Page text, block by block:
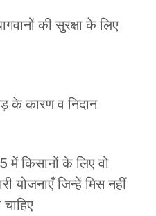
की सुरक्षा के लिए
के कारण व निदान
में किसानों के लिए वो
योजनाएँ जिन्हें मिस नहीं